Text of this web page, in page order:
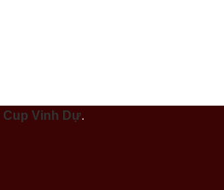
Cup Vinh Dự.